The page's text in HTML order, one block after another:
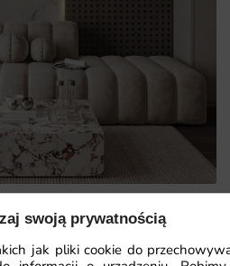
swoją prywatnością
jak pliki cookie do